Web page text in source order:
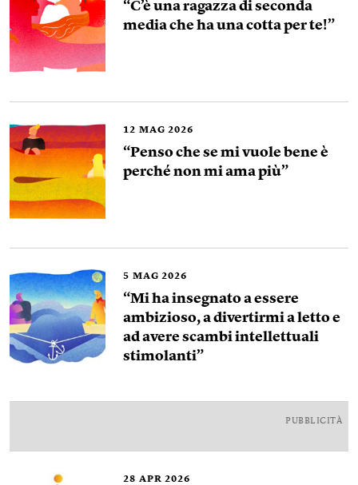
“C’è una ragazza di seconda
media che ha una cotta per te!”
12 MAG 2026
“Penso che se mi vuole bene è
perché non mi ama più”
5 MAG 2026
“Mi ha insegnato a essere
ambizioso, a divertirmi a letto e
ad avere scambi intellettuali
stimolanti”
PUBBLICITÀ
28 APR 2026